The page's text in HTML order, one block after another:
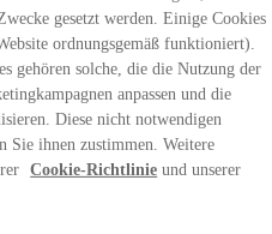
gesetzt werden. Einige Cookies
ordnungsgemäß funktioniert).
gehören solche, die die Nutzung der
anpassen und die
Diese nicht notwendigen
Sie ihnen zustimmen. Weitere
Cookie-Richtlinie und unserer